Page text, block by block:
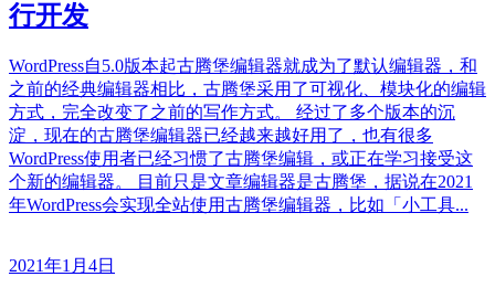
行开发
WordPress自5.0版本起古腾堡编辑器就成为了默认编辑器，和
之前的经典编辑器相比，古腾堡采用了可视化、模块化的编辑
方式，完全改变了之前的写作方式。 经过了多个版本的沉
淀，现在的古腾堡编辑器已经越来越好用了，也有很多
WordPress使用者已经习惯了古腾堡编辑，或正在学习接受这
个新的编辑器。 目前只是文章编辑器是古腾堡，据说在2021
年WordPress会实现全站使用古腾堡编辑器，比如「小工具...
2021年1月4日